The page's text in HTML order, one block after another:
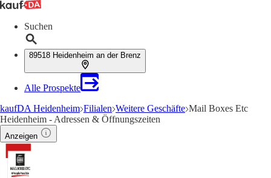
Suchen
89518 Heidenheim an der Brenz
Alle Prospekte
kaufDA Heidenheim Filialen Weitere Geschäfte Mail Boxes Etc
Heidenheim - Adressen & Öffnungszeiten
Anzeigen